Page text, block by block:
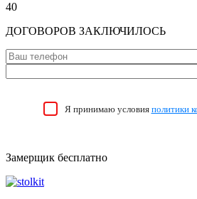
40
ДОГОВОРОВ ЗАКЛЮЧИЛОСЬ
Я принимаю условия политики
Замерщик бесплатно